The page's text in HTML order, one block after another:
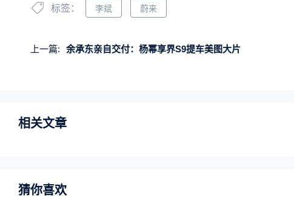
标签： 李斌 蔚来
上一篇: 余承东亲自交付：杨幂享界S9提车美图大片
相关文章
猜你喜欢